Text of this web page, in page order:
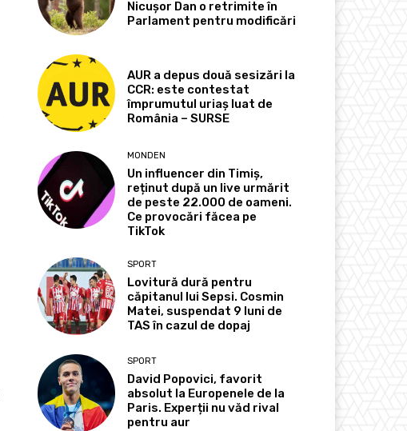
Nicușor Dan o retrimite în
Parlament pentru modificări
AUR a depus două sesizări la
CCR: este contestat
împrumutul uriaș luat de
România – SURSE
MONDEN
Un influencer din Timiș,
reținut după un live urmărit
de peste 22.000 de oameni.
Ce provocări făcea pe
TikTok
SPORT
Lovitură dură pentru
căpitanul lui Sepsi. Cosmin
Matei, suspendat 9 luni de
TAS în cazul de dopaj
SPORT
David Popovici, favorit
absolut la Europenele de la
Paris. Experții nu văd rival
pentru aur